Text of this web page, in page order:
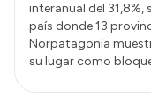
interanual del 31,8%,
país donde 13
Norpatagonia
su lugar como